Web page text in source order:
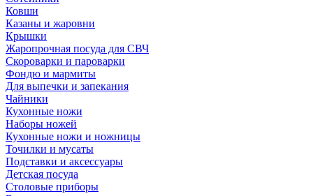
Ковши
Казаны и жаровни
Крышки
Жаропрочная посуда для СВЧ
Скороварки и пароварки
Фондю и мармиты
Для выпечки и запекания
Чайники
Кухонные ножи
Наборы ножей
Кухонные ножи и ножницы
Точилки и мусаты
Подставки и аксессуары
Детская посуда
Столовые приборы